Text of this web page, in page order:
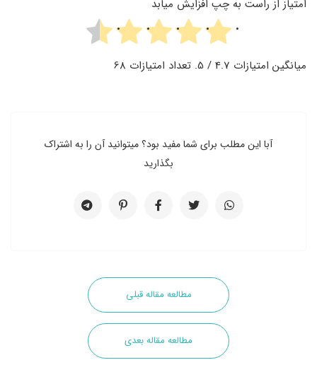
امتیاز از راست به چپ افزایش میابد
میانگین امتیازات 4.7 / 5. تعداد امتیازات 68
آبا این مطلب برای شما مفید بود؟ میتوانید آن را به اشتراک
بگذارید
مطالعه مقاله قبلی
مطالعه مقاله بعدی